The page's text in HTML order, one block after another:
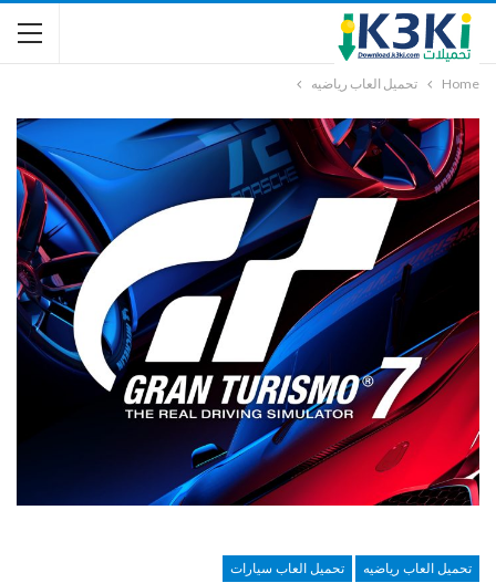
Home تحميل العاب رياضيه
تحميل العاب رياضيه تحميل العاب سيارات